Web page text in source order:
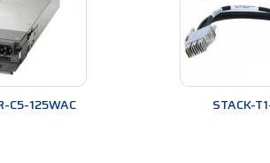
C5-125WAC STACK-